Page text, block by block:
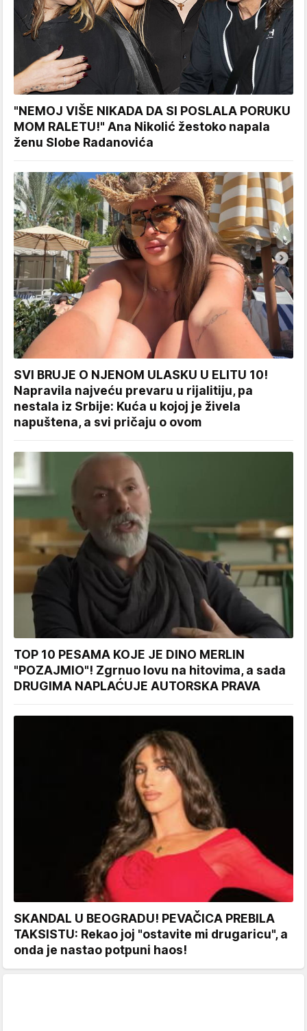
"NEMOJ VIŠE NIKADA DA SI POSLALA PORUKU
MOM RALETU!" Ana Nikolić žestoko napala
ženu Slobe Radanovića
SVI BRUJE O NJENOM ULASKU U ELITU 10!
Napravila najveću prevaru u rijalitiju, pa
nestala iz Srbije: Kuća u kojoj je živela
napuštena, a svi pričaju o ovom
TOP 10 PESAMA KOJE JE DINO MERLIN
"POZAJMIO"! Zgrnuo lovu na hitovima, a sada
DRUGIMA NAPLAĆUJE AUTORSKA PRAVA
SKANDAL U BEOGRADU! PEVAČICA PREBILA
TAKSISTU: Rekao joj "ostavite mi drugaricu", a
onda je nastao potpuni haos!